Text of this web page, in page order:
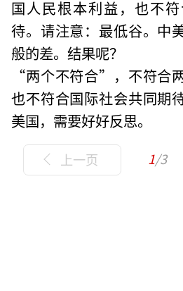
国人民根本利益，也不
待。请注意：最低谷。中
般的差。结果呢？
“两个不符合”，不符合
也不符合国际社会共同期
美国，需要好好反思。
上一页 1/3